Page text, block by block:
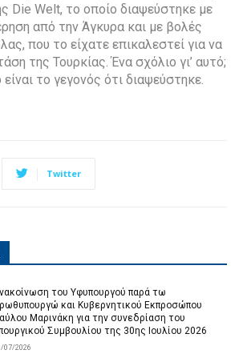
Die Welt, το οποίο διαψεύστηκε με
από την Άγκυρα και με βολές
που το είχατε επικαλεστεί για να
της Τουρκίας. Ένα σχόλιο γι’ αυτό;
το γεγονός ότι διαψεύστηκε.
Twitter
του Υφυπουργού παρά τω
και Κυβερνητικού Εκπροσώπου
Μαρινάκη για την συνεδρίαση του
Συμβουλίου της 30ης Ιουλίου 2026
07/2026